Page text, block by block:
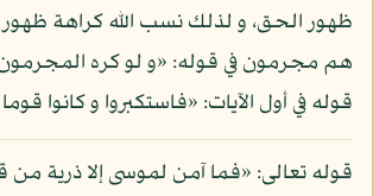
ظهور الحق، و لذلك نسب الله كراهة ظهور
هم مجرمون في قوله: «و لو كره
قوله في أول الآيات: «فاستكبروا و كانوا
قوله تعالى: «فما آمن لموسى إلا ذرية